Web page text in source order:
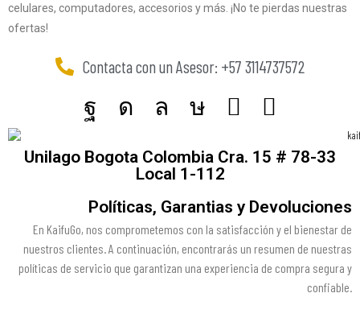
celulares, computadores, accesorios y más. ¡No te pierdas nuestras
ofertas!
Contacta con un Asesor: +57 3114737572
Unilago Bogota Colombia Cra. 15 # 78-33
Local 1-112
Políticas, Garantias y Devoluciones
En KaifuGo, nos comprometemos con la satisfacción y el bienestar de
nuestros clientes. A continuación, encontrarás un resumen de nuestras
políticas de servicio que garantizan una experiencia de compra segura y
confiable.